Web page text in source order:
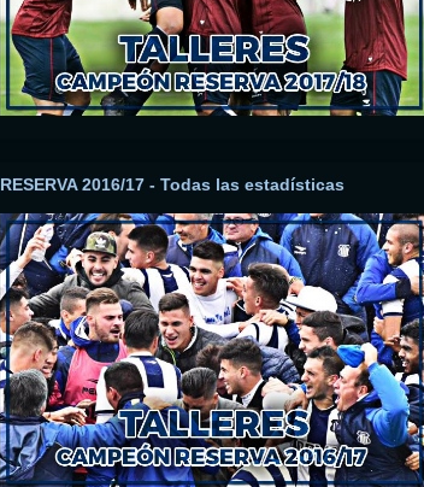
RESERVA 2016/17 - Todas las estadísticas